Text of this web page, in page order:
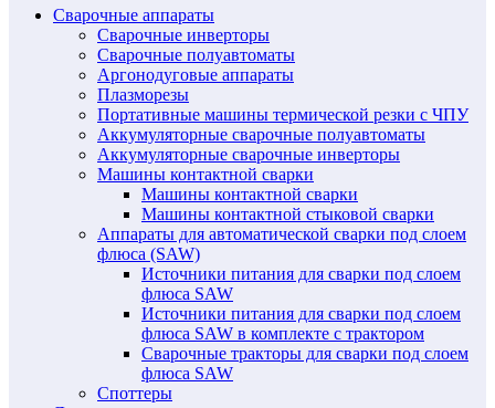
Сварочные аппараты
Сварочные инверторы
Сварочные полуавтоматы
Аргонодуговые аппараты
Плазморезы
Портативные машины термической резки с ЧПУ
Аккумуляторные сварочные полуавтоматы
Аккумуляторные сварочные инверторы
Машины контактной сварки
Машины контактной сварки
Машины контактной стыковой сварки
Аппараты для автоматической сварки под слоем
флюса (SAW)
Источники питания для сварки под слоем
флюса SAW
Источники питания для сварки под слоем
флюса SAW в комплекте с трактором
Сварочные тракторы для сварки под слоем
флюса SAW
Споттеры